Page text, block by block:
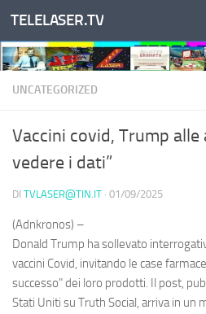
Salta al contenuto
TELELASER.TV
UNCATEGORIZED
Vaccini covid, Trump alle
vedere i dati”
DI TVLASER@TIN.IT · 01/09/2025
(Adnkronos) –
Donald Trump ha sollevato
vaccini Covid, invitando le case
successo" dei loro prodotti. Il post,
Stati Uniti su Truth Social, arriva in